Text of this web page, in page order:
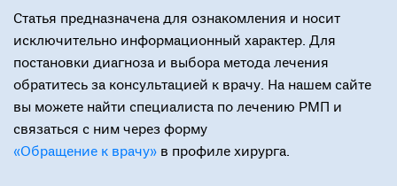
Статья предназначена для ознакомления и носит
исключительно информационный характер. Для
постановки диагноза и выбора метода лечения
обратитесь за консультацией к врачу. На нашем сайте
вы можете найти специалиста по лечению РМП и
связаться с ним через форму
«Обращение к врачу» в профиле хирурга.